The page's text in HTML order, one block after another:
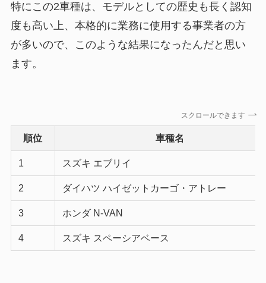
特にこの2車種は、モデルとしての歴史も長く認知
度も高い上、本格的に業務に使用する事業者の方
が多いので、このような結果になったんだと思い
ます。
スクロールできます
順位 車種名
1 スズキ エブリイ
2 ダイハツ ハイゼットカーゴ・アトレー
3 ホンダ N-VAN
4 スズキ スペーシアベース